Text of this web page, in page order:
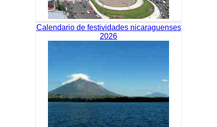
Calendario de festividades nicaraguenses
2026